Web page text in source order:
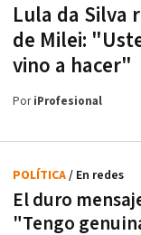
Lula da Silva
de Milei:
vino a hacer"
PoriProfesional
El duro
"Tengo
POLÍTICA/ En redes